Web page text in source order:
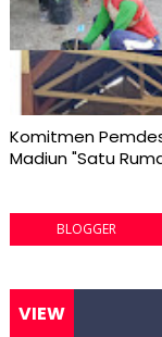
Komitmen
Madiun "Satu
BLOGGER
VIEW